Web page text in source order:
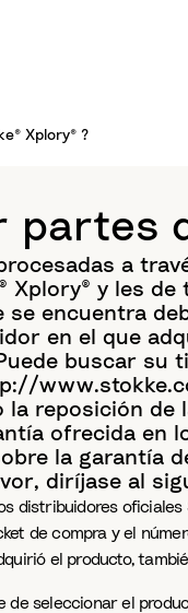
Xplory® ?
partes
a
y les
encuentra
en el que
buscar su
reposición
ofrecida en
la garantía
diríjase al
distribuidores
de compra y el
el producto,
seleccionar el